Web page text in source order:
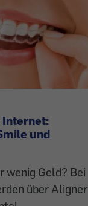
Internet:
und
wenig Geld? Bei
über Aligner